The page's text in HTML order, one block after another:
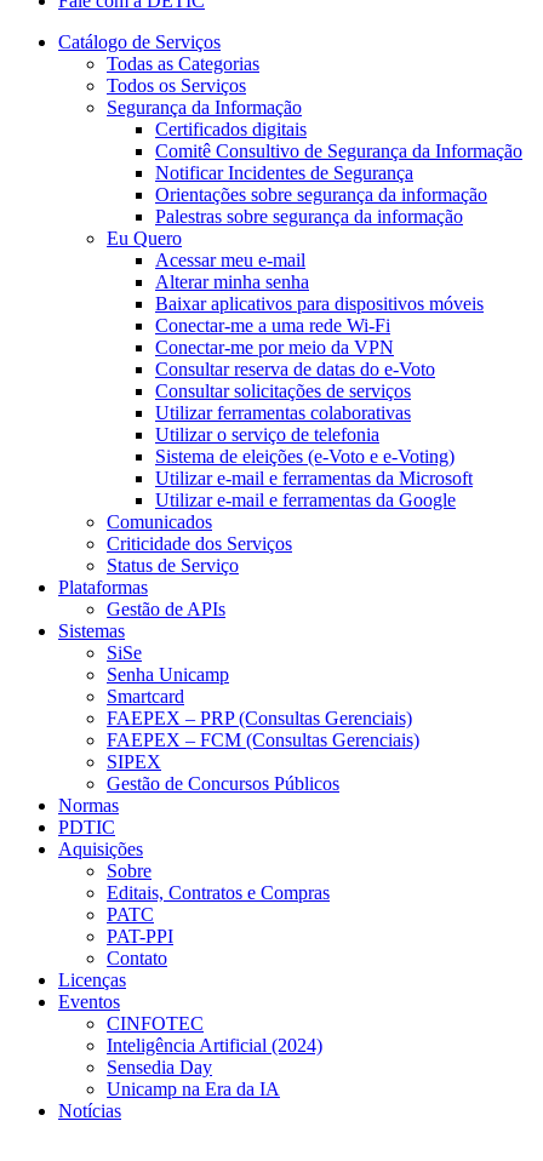
Catálogo de Serviços
Todas as Categorias
Todos os Serviços
Segurança da Informação
Certificados digitais
Comitê Consultivo de Segurança da Informação
Notificar Incidentes de Segurança
Orientações sobre segurança da informação
Palestras sobre segurança da informação
Eu Quero
Acessar meu e-mail
Alterar minha senha
Baixar aplicativos para dispositivos móveis
Conectar-me a uma rede Wi-Fi
Conectar-me por meio da VPN
Consultar reserva de datas do e-Voto
Consultar solicitações de serviços
Utilizar ferramentas colaborativas
Utilizar o serviço de telefonia
Sistema de eleições (e-Voto e e-Voting)
Utilizar e-mail e ferramentas da Microsoft
Utilizar e-mail e ferramentas da Google
Comunicados
Criticidade dos Serviços
Status de Serviço
Plataformas
Gestão de APIs
Sistemas
SiSe
Senha Unicamp
Smartcard
FAEPEX – PRP (Consultas Gerenciais)
FAEPEX – FCM (Consultas Gerenciais)
SIPEX
Gestão de Concursos Públicos
Normas
PDTIC
Aquisições
Sobre
Editais, Contratos e Compras
PATC
PAT-PPI
Contato
Licenças
Eventos
CINFOTEC
Inteligência Artificial (2024)
Sensedia Day
Unicamp na Era da IA
Notícias